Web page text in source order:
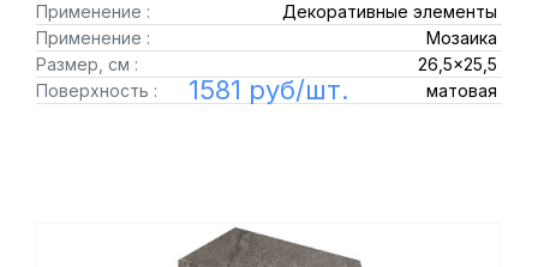
Применение :
Декоративные элементы
Применение :
Мозаика
Размер, см :
26,5x25,5
Поверхность :
матовая
1581 руб/шт.